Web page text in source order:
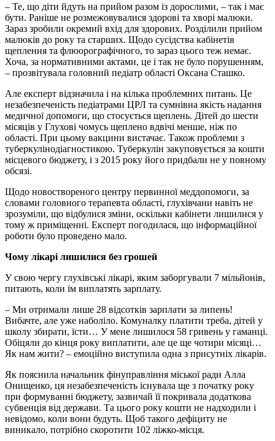
– Те, що діти йдуть на прийом разом із дорослими, – так і має
бути. Раніше не розмежовувалися здорові та хворі малюки.
Зараз зробили окремий вхід для здорових. Розділили прийом
малюків до року та старших. Щодо сусідства кабінетів
щеплення та флюорографічного, то зараз цього теж немає.
Хоча, за нормативними актами, це і так не було порушенням,
– прозвітувала головний педіатр області Оксана Сташко.
Але експерт відзначила і на кілька проблемних питань. Це
незабезпеченість педіатрами ЦРЛ та сумнівна якість надання
медичної допомоги, що стосується щеплень. Дітей до шести
місяців у Глухові чомусь щеплено вдвічі менше, ніж по
області. При цьому вакцини вистачає. Також проблеми з
туберкулінодіагностикою. Туберкулін закуповується за кошти
місцевого бюджету, і з 2015 року його придбали не у повному
обсязі.
Щодо новоствореного центру первинної меддопомоги, за
словами головного терапевта області, глухівчани навіть не
зрозуміли, що відбулися зміни, оскільки кабінети лишилися у
тому ж приміщенні. Експерт погодилася, що інформаційної
роботи було проведено мало.
Чому лікарі лишилися без грошей
У свою чергу глухівські лікарі, яким заборгували 7 мільйонів,
питають, коли їм виплатять зарплату.
– Ми отримали лише 28 відсотків зарплати за липень!
Вибачте, але уже наболіло. Комуналку платити треба, дітей у
школу збирати, їсти… У мене лишилося 58 гривень у гаманці.
Обіцяли до кінця року виплатити, але це ще чотири місяці…
Як нам жити? – емоційно виступила одна з присутніх лікарів.
Як пояснила начальник фінуправління міської ради Алла
Онищенко, ця незабезпеченість існувала ще з початку року
при формуванні бюджету, зазвичай її покривала додаткова
субвенція від держави. Та цього року кошти не надходили і
невідомо, коли вони будуть. Щоб такого дефіциту не
виникало, потрібно скоротити 102 ліжко-місця.